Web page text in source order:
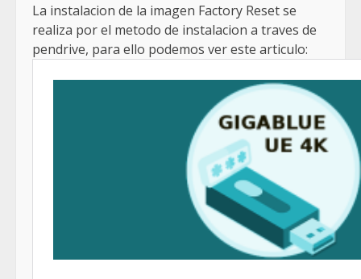
La instalacion de la imagen Factory Reset se
realiza por el metodo de instalacion a traves de
pendrive, para ello podemos ver este articulo: